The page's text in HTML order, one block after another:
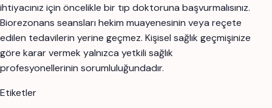
ihtiyacınız için öncelikle bir tıp doktoruna başvurmalısınız.
Biorezonans seansları hekim muayenesinin veya reçete
edilen tedavilerin yerine geçmez. Kişisel sağlık geçmişinize
göre karar vermek yalnızca yetkili sağlık
profesyonellerinin sorumluluğundadır.
Etiketler